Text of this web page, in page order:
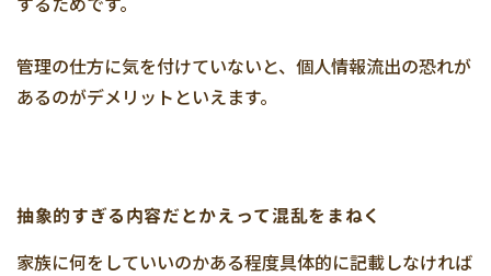
管理の仕方に気を付けていないと、個人情報流出の恐れが
あるのがデメリットといえます。
抽象的すぎる内容だとかえって混乱をまねく
家族に何をしていいのかある程度具体的に記載しなければ